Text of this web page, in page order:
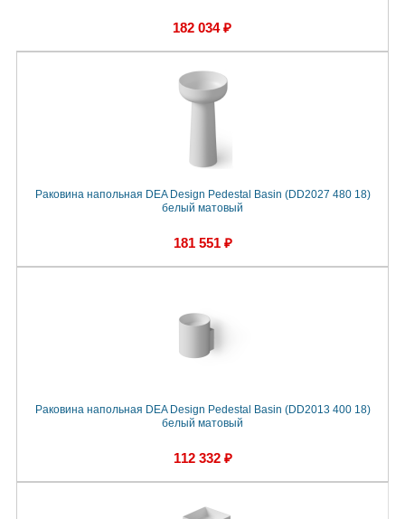
182 034 ₽
Раковина напольная DEA Design Pedestal Basin (DD2027 480 18)
белый матовый
181 551 ₽
Раковина напольная DEA Design Pedestal Basin (DD2013 400 18)
белый матовый
112 332 ₽